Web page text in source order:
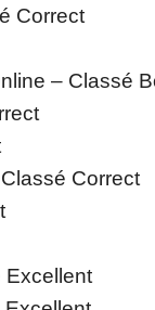
Correct
– Classé
Correct